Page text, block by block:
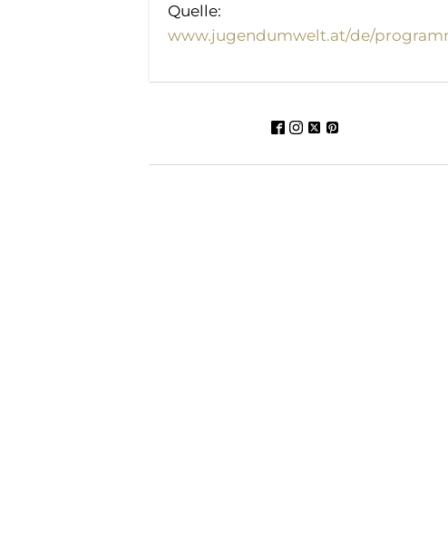
Quelle:
www.jugendumwelt.at/de/